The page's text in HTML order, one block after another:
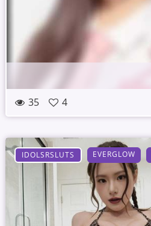
35 4
IDOLSRSLUTS EVERGLOW